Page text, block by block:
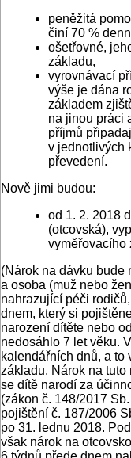
peněžitá
činí 70 %
ošetřovné,
základu,
vyrovnávací
výše je dána
základem
na jinou práci
příjmů
v jednotlivých
převedení.
Nově jimi budou:
od 1. 2. 2018
(otcovská),
vyměřovacího
(Nárok na dávku bude
a osoba (muž nebo
nahrazující péči
dnem, který si
narození dítěte nebo
nedosáhlo 7 let věku.
kalendářních dnů, a to
základu. Nárok na
se dítě narodí za
(zákon č. 148/2017
pojištění č. 187/2006
po 31. lednu 2018.
však nárok na